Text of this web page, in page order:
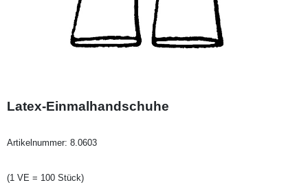
Latex-Einmalhandschuhe
Artikelnummer: 8.0603
(1 VE = 100 Stück)